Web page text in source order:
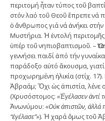
περιτομή ἦταν τύπος τοῦ
στόν λαό τοῦ Θεοῦ ἔπρεπε νά
ὁ ἄνθρωπος γιά νά ἀνήκει στήν
Μυστήρια. Ἡ ἐντολή περιτομῆς
ὑπέρ τοῦ νηπιοβαπτισμοῦ. –
γεννήσει παιδί ἀπό τήν
παράδοξο αὐτό ἄκουσμα,
προχωρημένη ἡλικία (στίχ.
Ἀβραάμ; Ὄχι ὡς ἀπιστία, λένε
(Χρυσόστομος: «Ἐγέλασεν ἀντί
Ἀνωνύμου: «Οὐκ ἀπιστῶν, ἀλλά
“ἐγέλασε”»). Ἡ χαρά ὅμως τοῦ